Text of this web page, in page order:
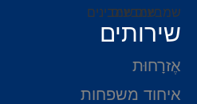
שירותים
אֶזרָחוּת
איחוד משפחות